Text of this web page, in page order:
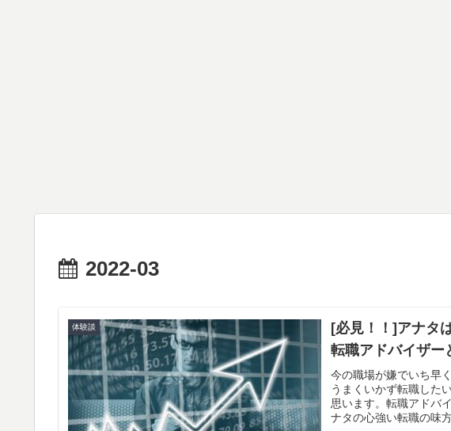
2022-03
体験談
[必見！！]アナタ
転職アドバイザー
今の職場が嫌でいち早
うまくいかず転職した
思います。転職アドバ
ナタの心強い転職の味